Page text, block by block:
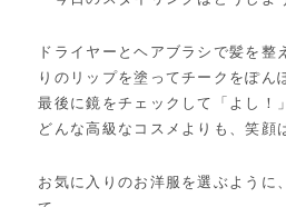
ドライヤーとヘアブラシで髪を整
りのリップを塗ってチークをぽん
最後に鏡をチェックして「よし！
どんな高級なコスメよりも、笑顔
お気に入りのお洋服を選ぶように